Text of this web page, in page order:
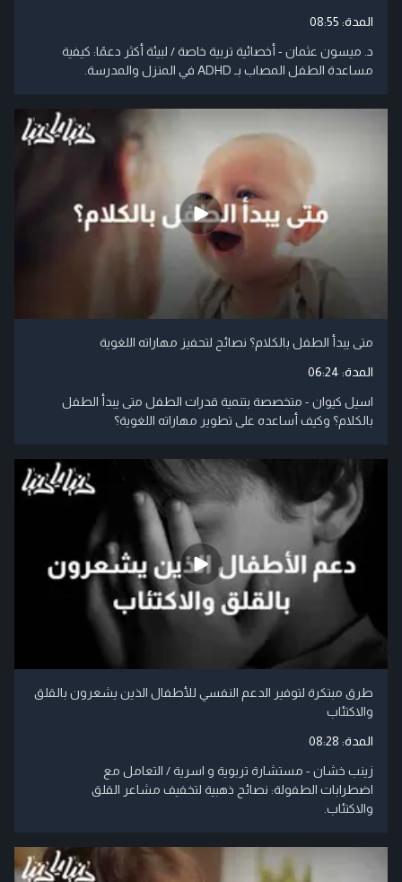
المدة: 08:55
د. ميسون عثمان - أخصائية تربية خاصة / لبيئة أكثر دعمًا: كيفية
مساعدة الطفل المصاب بـ ADHD في المنزل والمدرسة.
متى يبدأ الطفل بالكلام؟ نصائح لتحفيز مهاراته اللغوية
المدة: 06:24
اسيل كيوان - متخصصة بتنمية قدرات الطفل متى يبدأ الطفل
بالكلام؟ وكيف أساعده على تطوير مهاراته اللغوية؟
طرق مبتكرة لتوفير الدعم النفسي للأطفال الذين يشعرون بالقلق
والاكتئاب
المدة: 08:28
زينب خشان - مستشارة تربوية و اسرية / التعامل مع
اضطرابات الطفولة: نصائح ذهبية لتخفيف مشاعر القلق
والاكتئاب.